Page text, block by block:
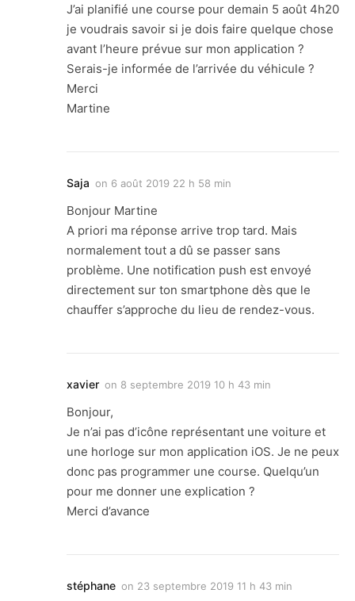
J’ai planifié une course pour demain 5 août 4h20
je voudrais savoir si je dois faire quelque chose
avant l’heure prévue sur mon application ?
Serais-je informée de l’arrivée du véhicule ?
Merci
Martine
Saja on 6 août 2019 22 h 58 min
Bonjour Martine
A priori ma réponse arrive trop tard. Mais
normalement tout a dû se passer sans
problème. Une notification push est envoyé
directement sur ton smartphone dès que le
chauffer s’approche du lieu de rendez-vous.
xavier on 8 septembre 2019 10 h 43 min
Bonjour,
Je n’ai pas d’icône représentant une voiture et
une horloge sur mon application iOS. Je ne peux
donc pas programmer une course. Quelqu’un
pour me donner une explication ?
Merci d’avance
stéphane on 23 septembre 2019 11 h 43 min